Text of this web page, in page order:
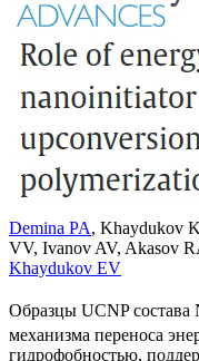
Demina PA, Khaydukov
VV, Ivanov AV, Akasov
Khaydukov EV
Образцы UCNP состава
механизма переноса
гидрофобностью,